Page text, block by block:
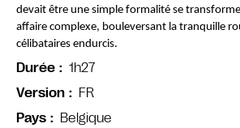
devait être une simple formalité se
affaire complexe, bouleversant la tranquille
célibataires endurcis.
Durée
1h27
Version
FR
Pays
Belgique